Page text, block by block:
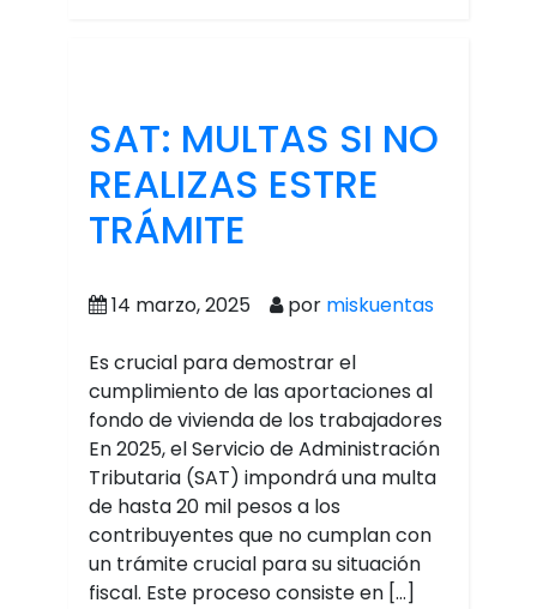
SAT: MULTAS SI NO
REALIZAS ESTRE
TRÁMITE
14 marzo, 2025 por miskuentas
Es crucial para demostrar el
cumplimiento de las aportaciones al
fondo de vivienda de los trabajadores
En 2025, el Servicio de Administración
Tributaria (SAT) impondrá una multa
de hasta 20 mil pesos a los
contribuyentes que no cumplan con
un trámite crucial para su situación
fiscal. Este proceso consiste en […]